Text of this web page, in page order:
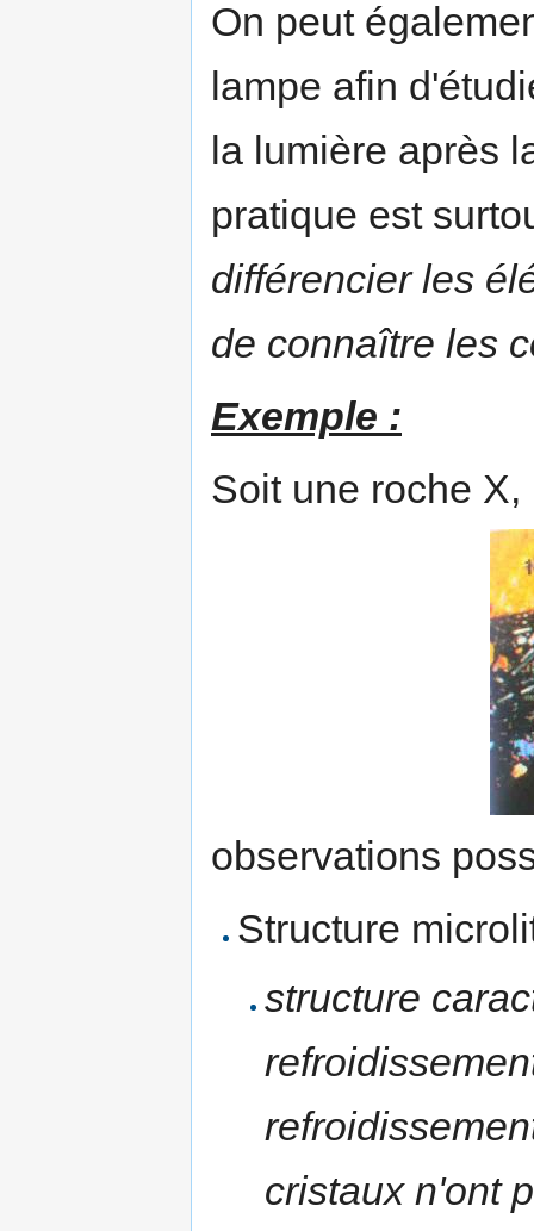
On peut
lampe afin
la lumière après
pratique est
différencier les
de connaître les
Exemple :
Soit une roche X,
observations
Structure
structure
cristaux n'ont